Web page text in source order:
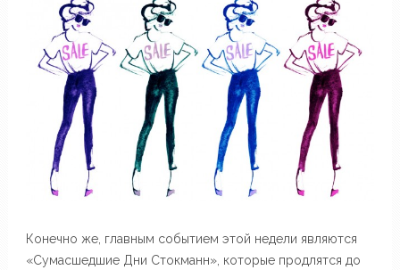
Конечно же, главным событием этой недели являются
«Сумасшедшие Дни Стокманн», которые продлятся до